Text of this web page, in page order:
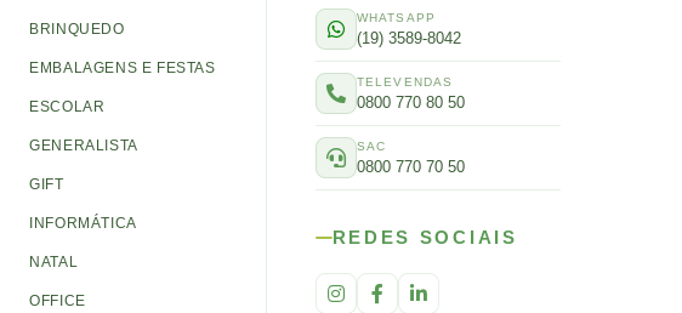
BRINQUEDO
EMBALAGENS E FESTAS
ESCOLAR
GENERALISTA
GIFT
INFORMÁTICA
NATAL
OFFICE
WHATSAPP
(19) 3589-8042
TELEVENDAS
0800 770 80 50
SAC
0800 770 70 50
REDES SOCIAIS